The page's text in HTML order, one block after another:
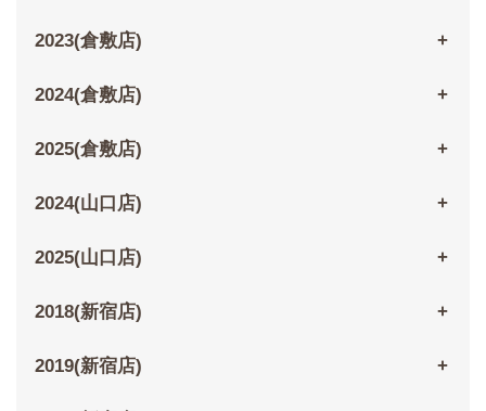
2023(倉敷店)
2024(倉敷店)
2025(倉敷店)
2024(山口店)
2025(山口店)
2018(新宿店)
2019(新宿店)